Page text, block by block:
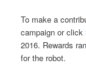
To make a
campaign or click
2016. Rewards
for the robot.